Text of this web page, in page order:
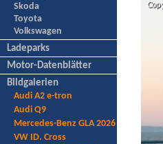
Skoda
Toyota
Volkswagen
Ladeparks
Motor-Datenblätter
Bildgalerien
Audi A2 e-tron
Audi Q9
Mercedes-Benz GLA 2026
VW ID. Cross